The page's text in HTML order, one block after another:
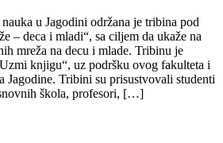
u Jagodini održana je tribina pod
– deca i mladi“, sa ciljem da ukaže na
mreža na decu i mlade. Tribinu je
knjigu“, uz podršku ovog fakulteta i
Jagodine. Tribini su prisustvovali studenti
škola, profesori, […]